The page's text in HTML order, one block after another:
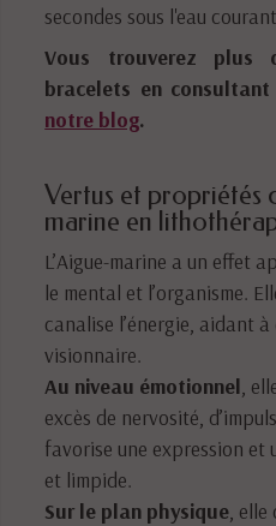
secondes sous l'eau
Vous trouverez plus
bracelets en
notre blog.
Vertus et propriétés
marine en
L’Aigue-marine a un effet
le mental et l’organisme.
canalise l’énergie, aidant
visionnaire.
Au niveau émotionnel ,
excès de nervosité,
favorise une expression et
et limpide.
Sur le plan physique ,